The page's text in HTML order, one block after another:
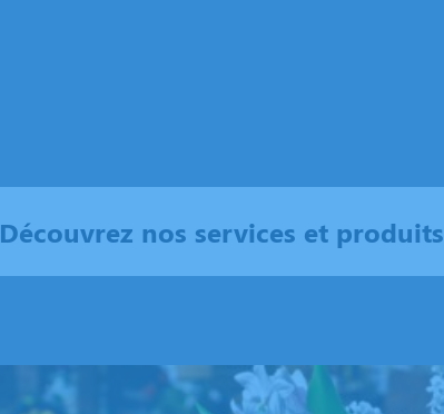
Découvrez nos services et produits